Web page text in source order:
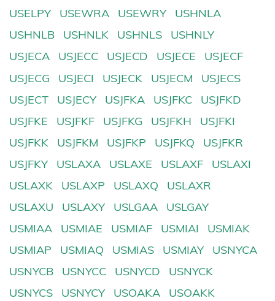
USELPY
USEWRA USEWRY
USHNLA
USHNLB
USHNLK USHNLS
USHNLY
USJECA
USJECC USJECD USJECE
USJECF
USJECG
USJECI USJECK USJECM
USJECS
USJECT
USJECY USJFKA USJFKC
USJFKD
USJFKE
USJFKF USJFKG USJFKH
USJFKI
USJFKK
USJFKM USJFKP USJFKQ
USJFKR
USJFKY
USLAXA USLAXE USLAXF
USLAXI
USLAXK
USLAXP USLAXQ
USLAXR
USLAXU
USLAXY USLGAA
USLGAY
USMIAA
USMIAE USMIAF USMIAI
USMIAK
USMIAP
USMIAQ USMIAS USMIAY
USNYCA
USNYCB
USNYCC USNYCD
USNYCK
USNYCS
USNYCY USOAKA
USOAKK